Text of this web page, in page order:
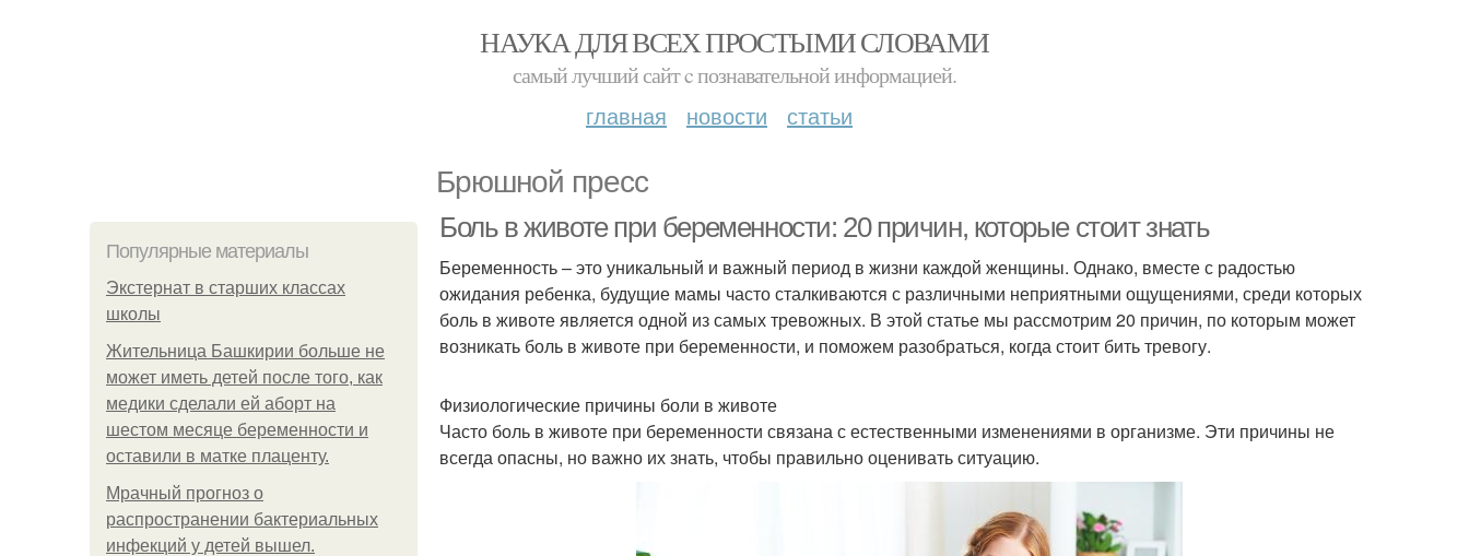
НАУКА ДЛЯ ВСЕХ ПРОСТЫМИ СЛОВАМИ
самый лучший сайт c познавательной информацией.
главная новости статьи
Брюшной пресс
Популярные материалы
Экстернат в старших классах
школы
Жительница Башкирии больше не
может иметь детей после того, как
медики сделали ей аборт на
шестом месяце беременности и
оставили в матке плаценту.
Мрачный прогноз о
распространении бактериальных
инфекций у детей вышел.
Боль в животе при беременности: 20 причин, которые стоит знать
Беременность – это уникальный и важный период в жизни каждой женщины. Однако, вместе с радостью
ожидания ребенка, будущие мамы часто сталкиваются с различными неприятными ощущениями, среди которых
боль в животе является одной из самых тревожных. В этой статье мы рассмотрим 20 причин, по которым может
возникать боль в животе при беременности, и поможем разобраться, когда стоит бить тревогу.
Физиологические причины боли в животе
Часто боль в животе при беременности связана с естественными изменениями в организме. Эти причины не
всегда опасны, но важно их знать, чтобы правильно оценивать ситуацию.